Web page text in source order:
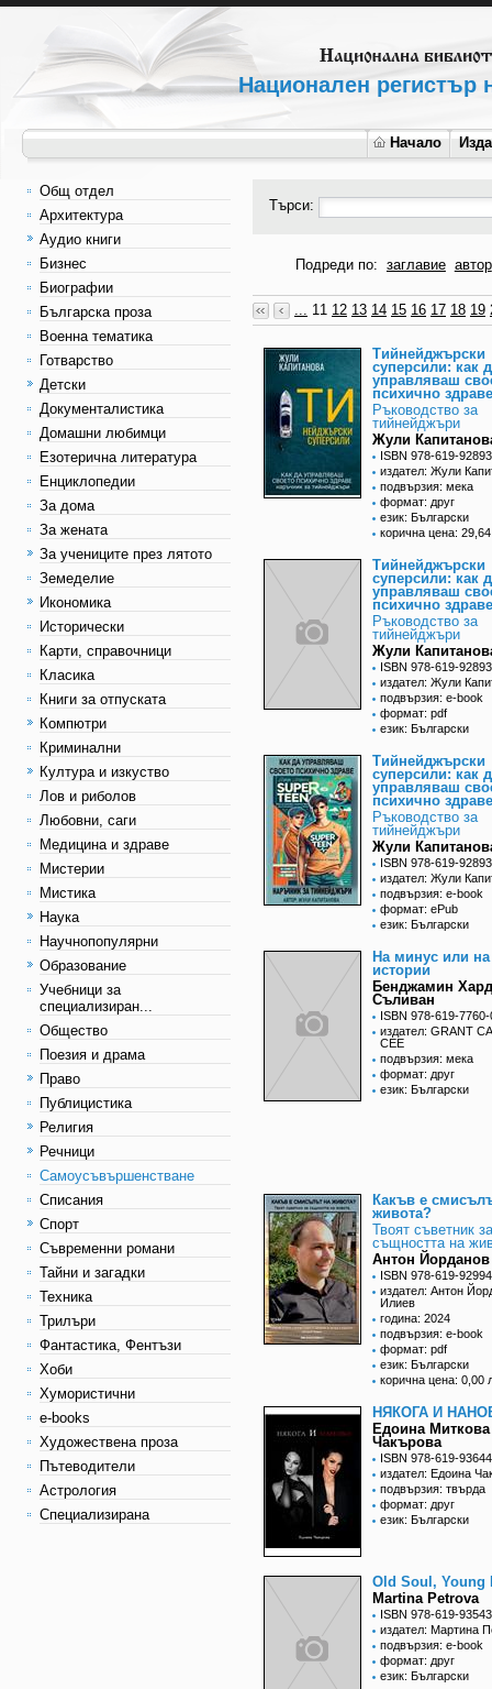
Национален регистър
Начало
Общ отдел
Архитектура
Аудио книги
Бизнес
Биографии
Българска проза
Военна тематика
Готварство
Детски
Документалистика
Домашни любимци
Езотерична литература
Енциклопедии
За дома
За жената
За учениците през лятото
Земеделие
Икономика
Исторически
Карти, справочници
Класика
Книги за отпуската
Компютри
Криминални
Култура и изкуство
Лов и риболов
Любовни, саги
Медицина и здраве
Мистерии
Мистика
Наука
Научнопопулярни
Образование
Учебници за
специализиран...
Общество
Поезия и драма
Право
Публицистика
Религия
Речници
Самоусъвършенстване
Списания
Спорт
Съвременни романи
Тайни и загадки
Техника
Трилъри
Фантастика, Фентъзи
Хоби
Хумористични
e-books
Художествена проза
Пътеводители
Астрология
Специализирана
Търси:
Подреди по: заглавие автор
... 11 12 13 14 15 16 17 18 19
Тийнейджърски
суперсили: как
управляваш
психично здраве
Ръководство за
тийнейджъри
Жули
ISBN 978-619-
издател: Жули
подвързия: мека
формат: друг
език: Български
корична цена:
Тийнейджърски
суперсили: как
управляваш
психично здраве
Ръководство за
тийнейджъри
Жули
ISBN 978-619-
издател: Жули
подвързия: e-book
формат: pdf
език: Български
Тийнейджърски
суперсили: как
управляваш
психично здраве
Ръководство за
тийнейджъри
Жули
ISBN 978-619-
издател: Жули
подвързия: e-book
формат: ePub
език: Български
На минус или
истории
Бенджамин
Съливан
ISBN 978-619-
издател: GRANT
CEE
подвързия: мека
формат: друг
език: Български
Какъв е
живота?
Твоят съветник за
същността на
Антон
ISBN 978-619-
издател: Антон
Илиев
година: 2024
подвързия: e-book
формат: pdf
език: Български
корична цена: 0,00
НЯКОГА И
Едоина Миткова
Чакърова
ISBN 978-619-
издател: Едоина
подвързия: твърда
формат: друг
език: Български
Old Soul, Young
Martina Petrova
ISBN 978-619-
издател: Мартина
подвързия: e-book
формат: друг
език: Български